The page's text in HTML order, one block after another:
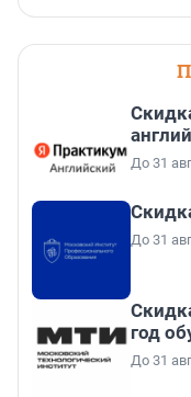
До 31
До 31
год
До 31